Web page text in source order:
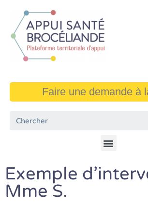
Faire une demande à
Exemple
Mme S.